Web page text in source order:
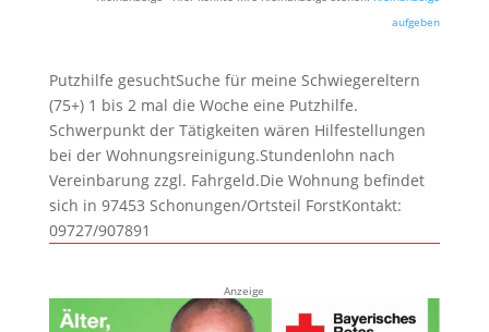
aufgeben
Putzhilfe gesuchtSuche für meine Schwiegereltern
(75+) 1 bis 2 mal die Woche eine Putzhilfe.
Schwerpunkt der Tätigkeiten wären Hilfestellungen
bei der Wohnungsreinigung.Stundenlohn nach
Vereinbarung zzgl. Fahrgeld.Die Wohnung befindet
sich in 97453 Schonungen/Ortsteil ForstKontakt:
09727/907891
Anzeige